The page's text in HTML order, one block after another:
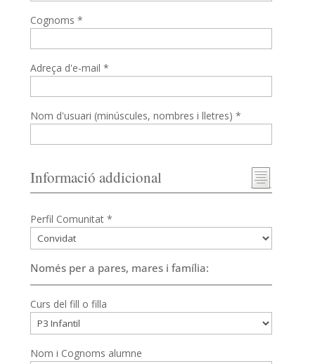
Cognoms *
Adreça d'e-mail *
Nom d'usuari (minúscules, nombres i lletres) *
Informació addicional
Perfil Comunitat *
Només per a pares, mares i família:
Curs del fill o filla
Nom i Cognoms alumne